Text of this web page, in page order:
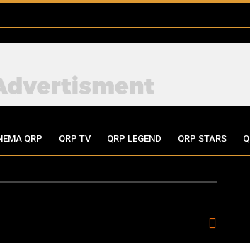
QRP QRP TV QRP LEGEND QRP STARS